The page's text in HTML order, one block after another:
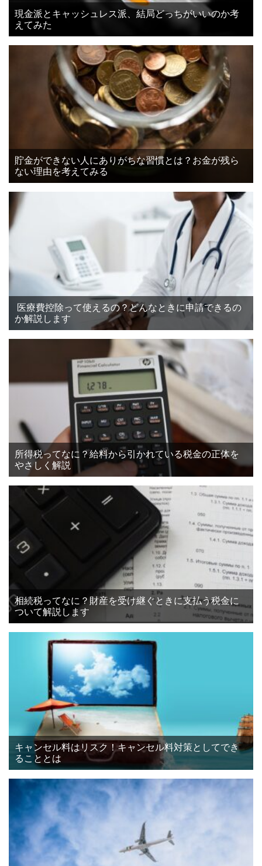
現金派とキャッシュレス派、結局どっちがいいのか考
えてみた
貯金ができない人にありがちな習慣とは？お金が残ら
ない理由を考えてみる
医療費控除って使えるの？どんなときに申請できるの
か解説します
所得税ってなに？給料から引かれている税金の正体を
やさしく解説
相続税ってなに？財産を受け継ぐときに支払う税金に
ついて解説します
キャンセル料はリスク！キャンセル料対策としてでき
ることとは